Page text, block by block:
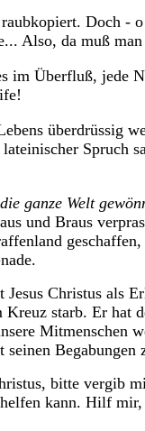
Doch -
Also, da muß
im Überfluß, jede
überdrüssig
Spruch
ganze Welt
und Braus
Christus als
Kreuz starb. Er hat
Mitmenschen
Begabungen
bitte vergib
kann. Hilf